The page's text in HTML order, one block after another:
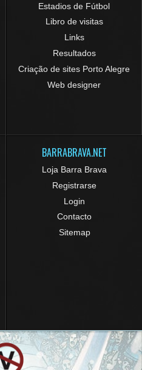
Estadios de Fútbol
Libro de visitas
Links
Resultados
Criação de sites Porto Alegre
Web designer
BARRABRAVA.NET
Loja Barra Brava
Registrarse
Login
Contacto
Sitemap